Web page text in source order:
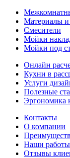
Материалы и
Смесители
Мойки
Мойки под
Онлайн
Кухни в
Услуги
Полезные
Эргономика
Контакты
О компании
Наши работы
Отзывы